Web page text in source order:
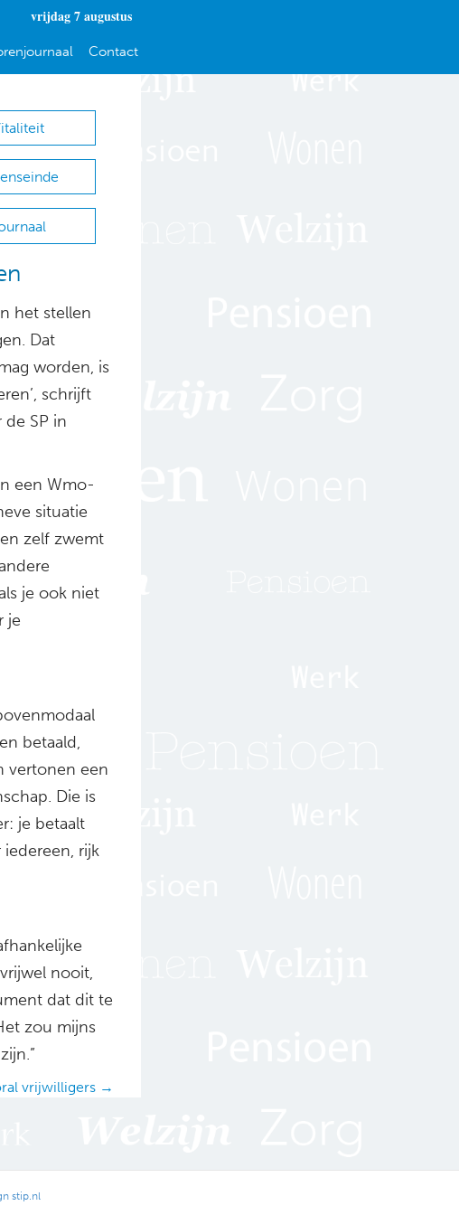
vrijdag 7 augustus
Contact
het stellen
Dat
worden, is
schrijft
SP in
een Wmo-
situatie
zelf zwemt
je ook niet
je
betaald,
vertonen een
Die is
je betaalt
rijk
nooit,
dat dit te
zou mijns
vrijwilligers →
stip.nl